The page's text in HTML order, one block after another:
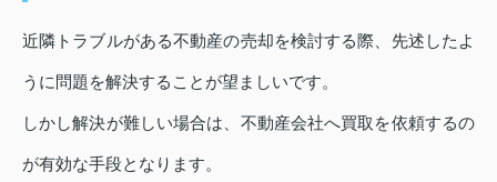
近隣トラブルがある不動産の売却を検討する際、先述したよ
うに問題を解決することが望ましいです。
しかし解決が難しい場合は、不動産会社へ買取を依頼するの
が有効な手段となります。